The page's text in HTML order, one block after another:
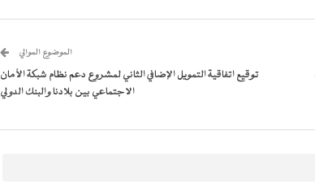
الموضوع الموالي
توقيع اتفاقية التمويل الإضافي الثاني لمشروع دعم نظام شبكة الأمان
الاجتماعي بين بلادنا والبنك الدولي